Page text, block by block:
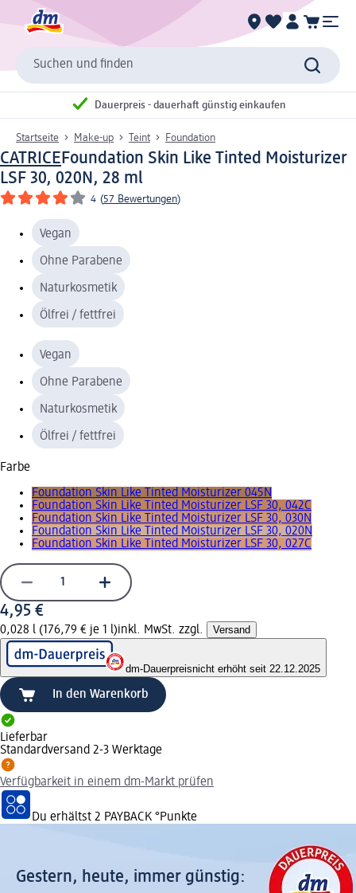
Suchen und finden
Dauerpreis - dauerhaft günstig einkaufen
Startseite Make-up Teint Foundation
CATRICEFoundation Skin Like Tinted Moisturizer
LSF 30, 020N, 28 ml
4 (57 Bewertungen)
Vegan
Ohne Parabene
Naturkosmetik
Ölfrei / fettfrei
Vegan
Ohne Parabene
Naturkosmetik
Ölfrei / fettfrei
Farbe
Foundation Skin Like Tinted Moisturizer 045N
Foundation Skin Like Tinted Moisturizer LSF 30, 042C
Foundation Skin Like Tinted Moisturizer LSF 30, 030N
Foundation Skin Like Tinted Moisturizer LSF 30, 020N
Foundation Skin Like Tinted Moisturizer LSF 30, 027C
4,95 €
0,028 l (176,79 € je 1 l)inkl. MwSt. zzgl. Versand
dm-Dauerpreisnicht erhöht seit 22.12.2025
In den Warenkorb
Lieferbar
Standardversand 2-3 Werktage
Verfügbarkeit in einem dm-Markt prüfen
Du erhältst 2 PAYBACK °Punkte
Gestern, heute, immer günstig: